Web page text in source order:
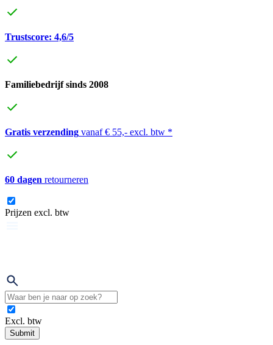
Trustscore: 4,6/5
Familiebedrijf sinds 2008
Gratis verzending vanaf € 55,- excl. btw *
60 dagen retourneren
Prijzen excl. btw
Excl. btw
Submit